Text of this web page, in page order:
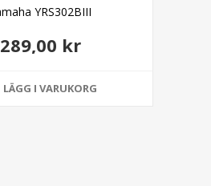
YRS302BIII
289,00 kr
LÄGG I VARUKORG